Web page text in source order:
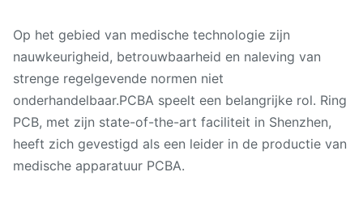
Op het gebied van medische technologie zijn
nauwkeurigheid, betrouwbaarheid en naleving van
strenge regelgevende normen niet
onderhandelbaar.PCBA speelt een belangrijke rol. Ring
PCB, met zijn state-of-the-art faciliteit in Shenzhen,
heeft zich gevestigd als een leider in de productie van
medische apparatuur PCBA.